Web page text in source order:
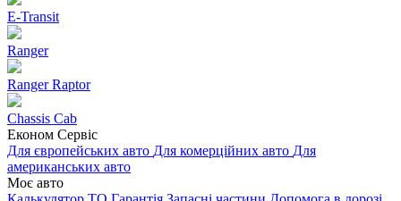
E-Transit
Ranger
Ranger Raptor
Chassis Cab
Економ Сервіс
Для європейських авто Для комерційних авто Для
американських авто
Моє авто